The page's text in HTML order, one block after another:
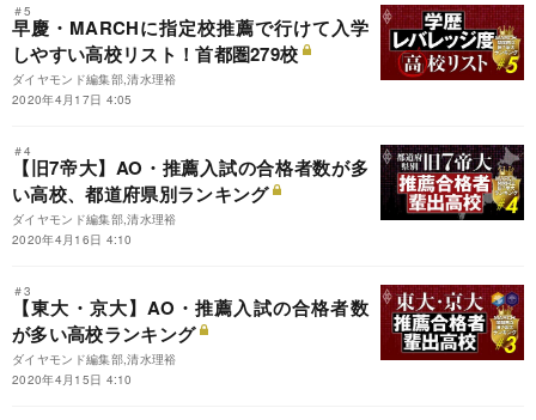
＃5
早慶・MARCHに指定校推薦で行けて入学
しやすい高校リスト！首都圏279校
ダイヤモンド編集部,清水理裕
2020年4月17日 4:05
＃4
【旧7帝大】AO・推薦入試の合格者数が多
い高校、都道府県別ランキング
ダイヤモンド編集部,清水理裕
2020年4月16日 4:10
＃3
【東大・京大】AO・推薦入試の合格者数
が多い高校ランキング
ダイヤモンド編集部,清水理裕
2020年4月15日 4:10